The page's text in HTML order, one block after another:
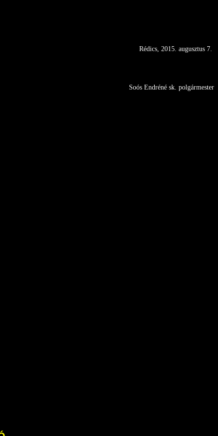
Rédics, 2015. augusztus 7.
Soós Endréné sk. polgármester